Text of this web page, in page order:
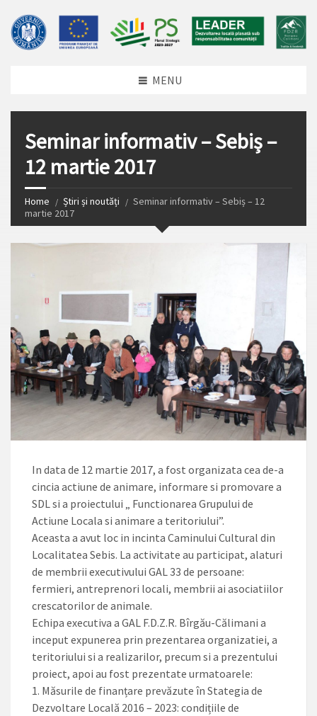
MENU
Seminar informativ – Sebiș –
12 martie 2017
Home Știri și noutăți
Seminar informativ – Sebiș – 12
martie 2017
In data de 12 martie 2017, a fost organizata cea de-a
cincia actiune de animare, informare si promovare a
SDL si a proiectului „ Functionarea Grupului de
Actiune Locala si animare a teritoriului”.
Aceasta a avut loc in incinta Caminului Cultural din
Localitatea Sebis. La activitate au participat, alaturi
de membrii executivului GAL 33 de persoane:
fermieri, antreprenori locali, membrii ai asociatiilor
crescatorilor de animale.
Echipa executiva a GAL F.D.Z.R. Bîrgău-Călimani a
inceput expunerea prin prezentarea organizatiei, a
teritoriului si a realizarilor, precum si a prezentului
proiect, apoi au fost prezentate urmatoarele:
1. Măsurile de finanțare prevăzute în Stategia de
Dezvoltare Locală 2016 – 2023: condițiile de